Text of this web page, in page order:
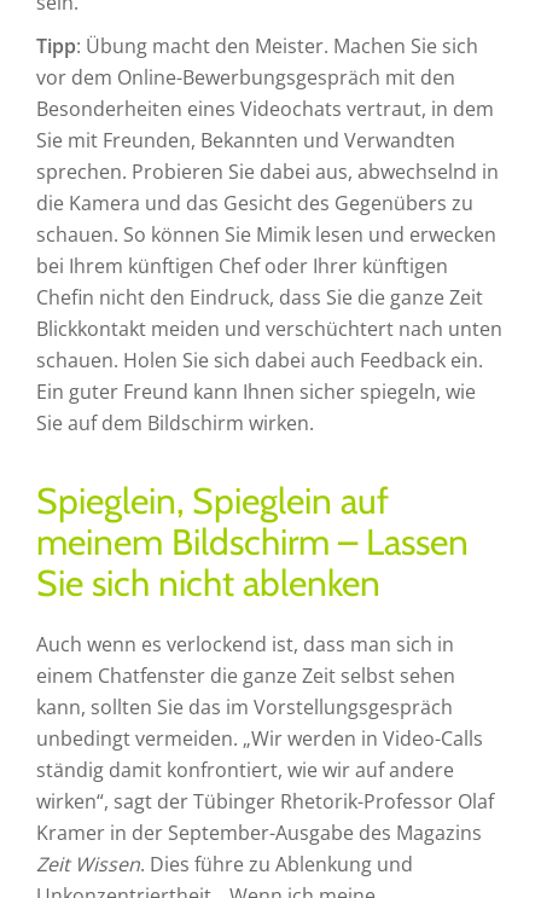
Tipp: Übung macht den Meister. Machen Sie sich
vor dem Online-Bewerbungsgespräch mit den
Besonderheiten eines Videochats vertraut, in dem
Sie mit Freunden, Bekannten und Verwandten
sprechen. Probieren Sie dabei aus, abwechselnd in
die Kamera und das Gesicht des Gegenübers zu
schauen. So können Sie Mimik lesen und erwecken
bei Ihrem künftigen Chef oder Ihrer künftigen
Chefin nicht den Eindruck, dass Sie die ganze Zeit
Blickkontakt meiden und verschüchtert nach unten
schauen. Holen Sie sich dabei auch Feedback ein.
Ein guter Freund kann Ihnen sicher spiegeln, wie
Sie auf dem Bildschirm wirken.
Spieglein, Spieglein auf
meinem Bildschirm – Lassen
Sie sich nicht ablenken
Auch wenn es verlockend ist, dass man sich in
einem Chatfenster die ganze Zeit selbst sehen
kann, sollten Sie das im Vorstellungsgespräch
unbedingt vermeiden. „Wir werden in Video-Calls
ständig damit konfrontiert, wie wir auf andere
wirken“, sagt der Tübinger Rhetorik-Professor Olaf
Kramer in der September-Ausgabe des Magazins
Zeit Wissen. Dies führe zu Ablenkung und